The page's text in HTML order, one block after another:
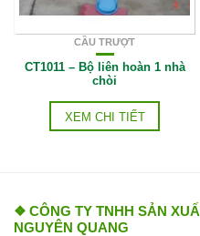
CẦU TRƯỢT
CT1011 – Bộ liên hoàn 1 nhà
chòi
XEM CHI TIẾT
❖ CÔNG TY TNHH SẢN
NGUYÊN QUANG